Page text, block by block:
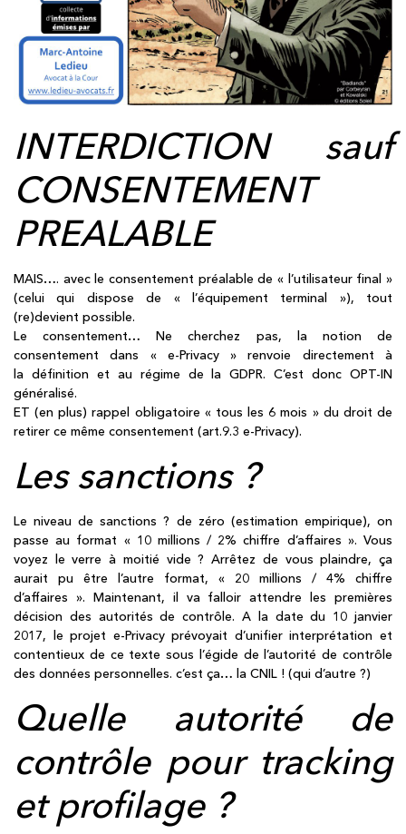
INTERDICTION sauf
CONSENTEMENT
PREALABLE
MAIS…. avec le consentement préalable de « l’utilisateur final »
(celui qui dispose de « l’équipement terminal »), tout
(re)devient possible.
Le consentement… Ne cherchez pas, la notion de
consentement dans « e-Privacy » renvoie directement à
la définition et au régime de la GDPR. C’est donc OPT-IN
généralisé.
ET (en plus) rappel obligatoire « tous les 6 mois » du droit de
retirer ce même consentement (art.9.3 e-Privacy).
Les sanctions ?
Le niveau de sanctions ? de zéro (estimation empirique), on
passe au format « 10 millions / 2% chiffre d’affaires ». Vous
voyez le verre à moitié vide ? Arrêtez de vous plaindre, ça
aurait pu être l’autre format, « 20 millions / 4% chiffre
d’affaires ». Maintenant, il va falloir attendre les premières
décision des autorités de contrôle. A la date du 10 janvier
2017, le projet e-Privacy prévoyait d’unifier interprétation et
contentieux de ce texte sous l’égide de l’autorité de contrôle
des données personnelles. c’est ça… la CNIL ! (qui d’autre ?)
Quelle autorité de
contrôle pour tracking
et profilage ?